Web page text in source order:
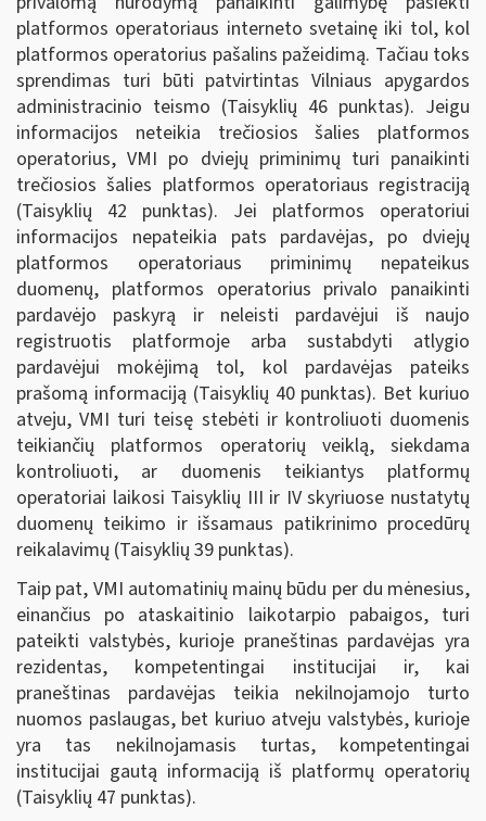
platformos operatoriaus interneto svetainę iki tol, kol
platformos operatorius pašalins pažeidimą. Tačiau toks
sprendimas turi būti patvirtintas Vilniaus apygardos
administracinio teismo (Taisyklių 46 punktas). Jeigu
informacijos neteikia trečiosios šalies platformos
operatorius, VMI po dviejų priminimų turi panaikinti
trečiosios šalies platformos operatoriaus registraciją
(Taisyklių 42 punktas). Jei platformos operatoriui
informacijos nepateikia pats pardavėjas, po dviejų
platformos operatoriaus priminimų nepateikus
duomenų, platformos operatorius privalo panaikinti
pardavėjo paskyrą ir neleisti pardavėjui iš naujo
registruotis platformoje arba sustabdyti atlygio
pardavėjui mokėjimą tol, kol pardavėjas pateiks
prašomą informaciją (Taisyklių 40 punktas). Bet kuriuo
atveju, VMI turi teisę stebėti ir kontroliuoti duomenis
teikiančių platformos operatorių veiklą, siekdama
kontroliuoti, ar duomenis teikiantys platformų
operatoriai laikosi Taisyklių III ir IV skyriuose nustatytų
duomenų teikimo ir išsamaus patikrinimo procedūrų
reikalavimų (Taisyklių 39 punktas).
Taip pat, VMI automatinių mainų būdu per du mėnesius,
einančius po ataskaitinio laikotarpio pabaigos, turi
pateikti valstybės, kurioje praneštinas pardavėjas yra
rezidentas, kompetentingai institucijai ir, kai
praneštinas pardavėjas teikia nekilnojamojo turto
nuomos paslaugas, bet kuriuo atveju valstybės, kurioje
yra tas nekilnojamasis turtas, kompetentingai
institucijai gautą informaciją iš platformų operatorių
(Taisyklių 47 punktas).